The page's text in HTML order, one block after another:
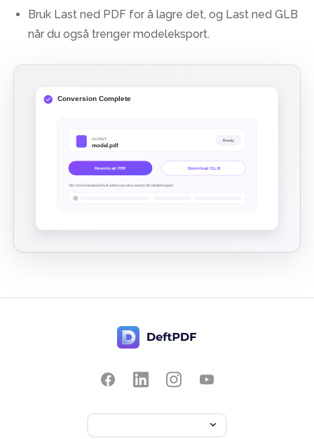
Bruk Last ned PDF for å lagre det, og Last ned GLB
når du også trenger modeleksport.